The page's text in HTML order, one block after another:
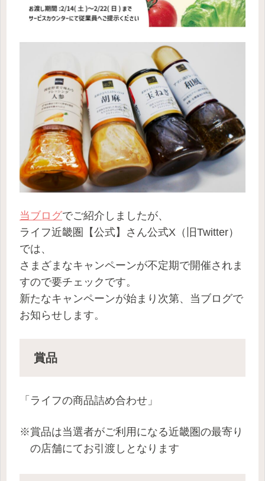
当ブログでご紹介しましたが、
ライフ近畿圏【公式】さん公式X（旧Twitter）
では、
さまざまなキャンペーンが不定期で開催されま
すので要チェックです。
新たなキャンペーンが始まり次第、当ブログで
お知らせします。
賞品
「ライフの商品詰め合わせ」
※賞品は当選者がご利用になる近畿圏の最寄り
の店舗にてお引渡しとなります